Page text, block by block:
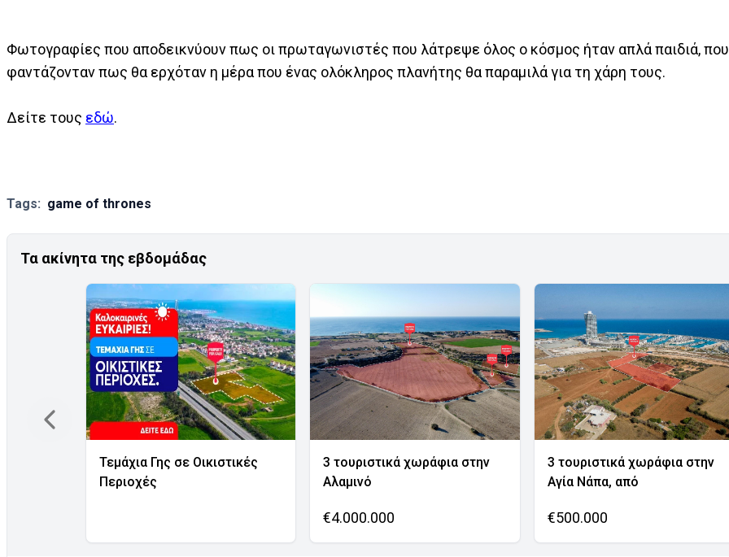
Φωτογραφίες που αποδεικνύουν πως οι πρωταγωνιστές που λάτρεψε όλος ο κόσμος ήταν απλά παιδιά,
φαντάζονταν πως θα ερχόταν η μέρα που ένας ολόκληρος πλανήτης θα παραμιλά για τη χάρη τους.
Δείτε τους εδώ.
Tags: game of thrones
Τα ακίνητα της εβδομάδας
Τεμάχια Γης σε Οικιστικές
Περιοχές
3 τουριστικά χωράφια στην
Αλαμινό
€4.000.000
3 τουριστικά χωράφια στην
Αγία Νάπα, από
€500.000